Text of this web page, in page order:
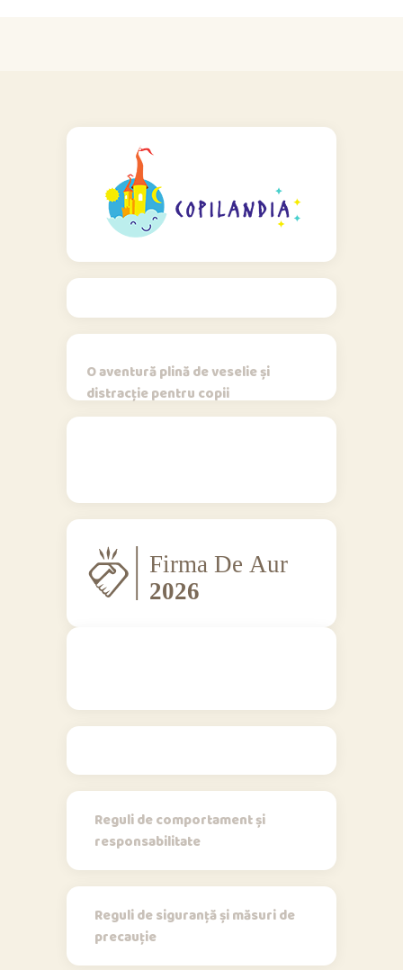
O aventură plină de veselie și
distracție pentru copii
Reguli de comportament și
responsabilitate
Reguli de siguranță și măsuri de
precauție